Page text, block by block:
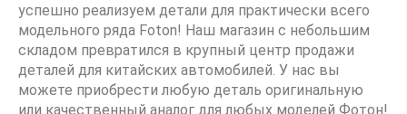
успешно реализуем детали для практически всего
модельного ряда Foton! Наш магазин с небольшим
складом превратился в крупный центр продажи
деталей для китайских автомобилей. У нас вы
можете приобрести любую деталь оригинальную
или качественный аналог для любых моделей Фотон!